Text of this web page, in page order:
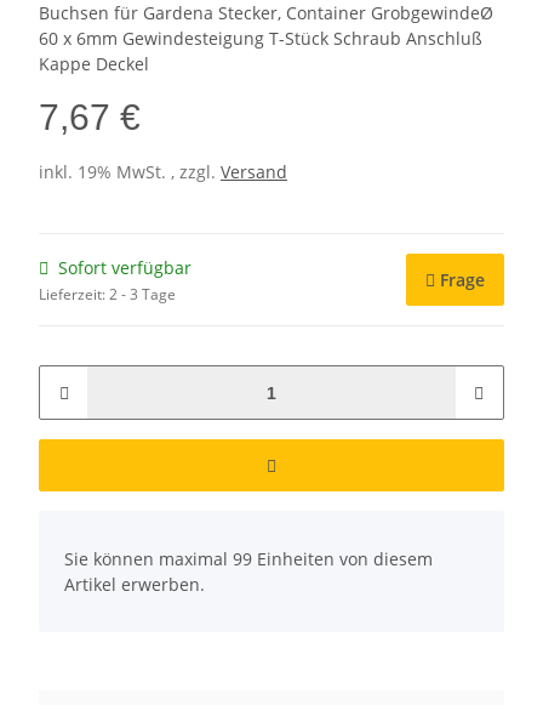
Buchsen für Gardena Stecker, Container GrobgewindeØ
60 x 6mm Gewindesteigung T-Stück Schraub Anschluß
Kappe Deckel
7,67 €
inkl. 19% MwSt. , zzgl. Versand
Sofort verfügbar
Lieferzeit:2 - 3 Tage
Frage
Sie können maximal 99 Einheiten von diesem
Artikel erwerben.